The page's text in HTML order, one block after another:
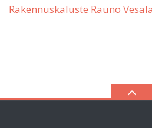
Rakennuskaluste Rauno